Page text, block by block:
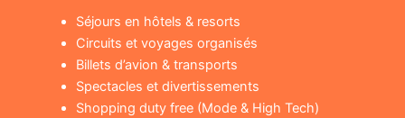
Séjours en hôtels & resorts
Circuits et voyages organisés
Billets d’avion & transports
Spectacles et divertissements
Shopping duty free (Mode & High Tech)